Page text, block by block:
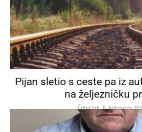
Pijan sletio s ceste pa iz
na željezničku
Četvrtak, 6. kolovoza